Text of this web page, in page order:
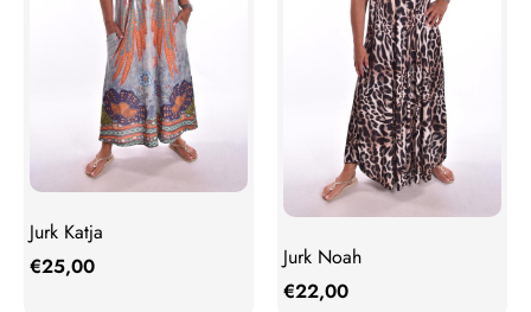
Jurk Katja
€25,00
Jurk Noah
€22,00